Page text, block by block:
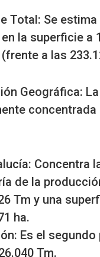
Total: Se estima
la superficie a
a las
Geográfica:
concentrada
Concentra
de la
Tm y una
ha.
Es el
Tm.